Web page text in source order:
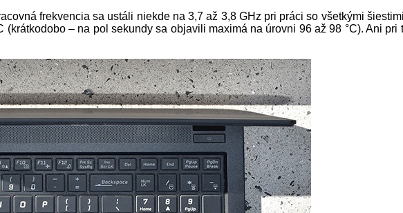
frekvencia sa ustáli niekde na 3,7 až 3,8 GHz pri práci so všetkými
– na pol sekundy sa objavili maximá na úrovni 96 až 98 °C). Ani pri